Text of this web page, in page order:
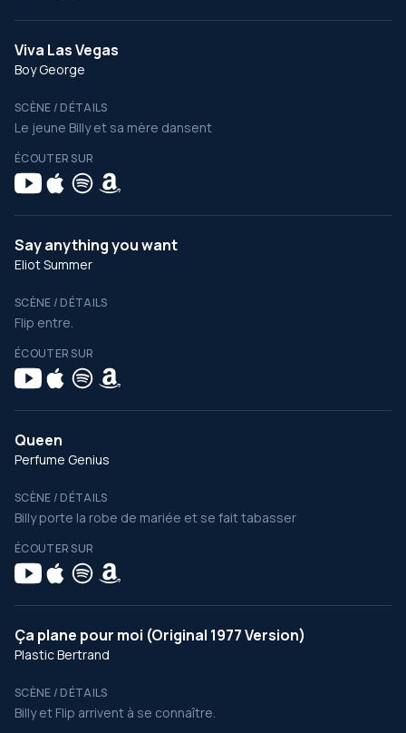
Viva Las Vegas
Boy George
SCÈNE / DÉTAILS
Le jeune Billy et sa mère dansent
ÉCOUTER SUR
Say anything you want
Eliot Summer
SCÈNE / DÉTAILS
Flip entre.
ÉCOUTER SUR
Queen
Perfume Genius
SCÈNE / DÉTAILS
Billy porte la robe de mariée et se fait tabasser
ÉCOUTER SUR
Ça plane pour moi (Original 1977 Version)
Plastic Bertrand
SCÈNE / DÉTAILS
Billy et Flip arrivent à se connaître.